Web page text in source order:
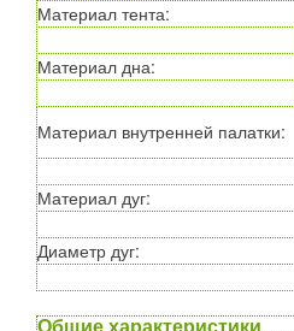
Материал тента:
Материал дна:
Материал внутренней палатки:
Материал дуг:
Диаметр дуг:
Общие характеристики